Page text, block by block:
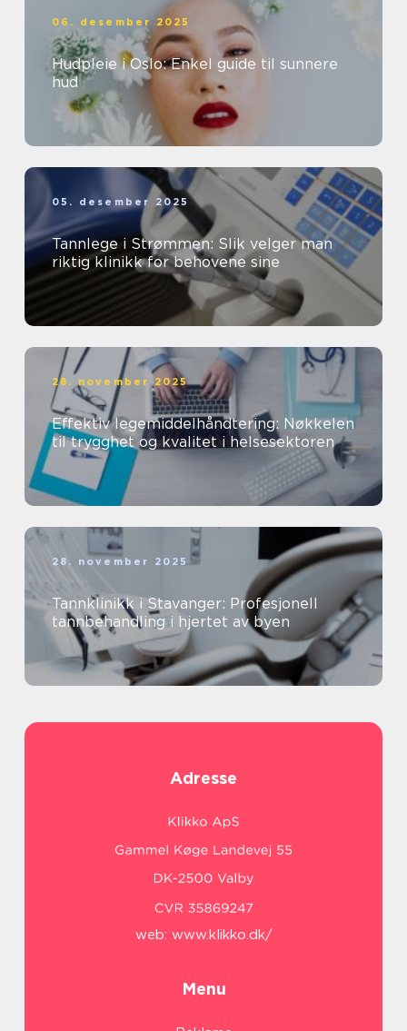
06. desember 2025
Hudpleie i Oslo: Enkel guide til sunnere
hud
05. desember 2025
Tannlege i Strømmen: Slik velger man
riktig klinikk for behovene sine
28. november 2025
Effektiv legemiddelhåndtering: Nøkkelen
til trygghet og kvalitet i helsesektoren
28. november 2025
Tannklinikk i Stavanger: Profesjonell
tannbehandling i hjertet av byen
Adresse
web: www.klikko.dk/
Menu